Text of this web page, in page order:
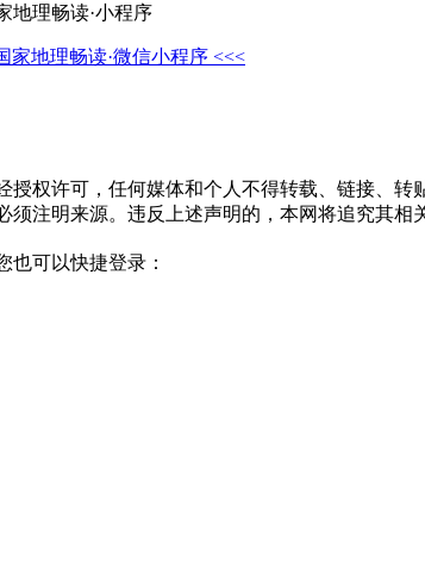
家地理畅读·微信小程序 <<<
授权许可，任何媒体和个人不得转载、链接、转
须注明来源。违反上述声明的，本网将追究其相
也可以快捷登录：